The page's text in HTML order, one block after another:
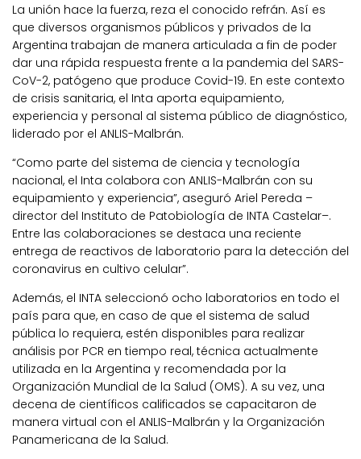
La unión hace la fuerza, reza el conocido refrán. Así es
que diversos organismos públicos y privados de la
Argentina trabajan de manera articulada a fin de poder
dar una rápida respuesta frente a la pandemia del SARS-
CoV-2, patógeno que produce Covid-19. En este contexto
de crisis sanitaria, el Inta aporta equipamiento,
experiencia y personal al sistema público de diagnóstico,
liderado por el ANLIS-Malbrán.
“Como parte del sistema de ciencia y tecnología
nacional, el Inta colabora con ANLIS-Malbrán con su
equipamiento y experiencia”, aseguró Ariel Pereda –
director del Instituto de Patobiología de INTA Castelar–.
Entre las colaboraciones se destaca una reciente
entrega de reactivos de laboratorio para la detección del
coronavirus en cultivo celular”.
Además, el INTA seleccionó ocho laboratorios en todo el
país para que, en caso de que el sistema de salud
pública lo requiera, estén disponibles para realizar
análisis por PCR en tiempo real, técnica actualmente
utilizada en la Argentina y recomendada por la
Organización Mundial de la Salud (OMS). A su vez, una
decena de científicos calificados se capacitaron de
manera virtual con el ANLIS-Malbrán y la Organización
Panamericana de la Salud.